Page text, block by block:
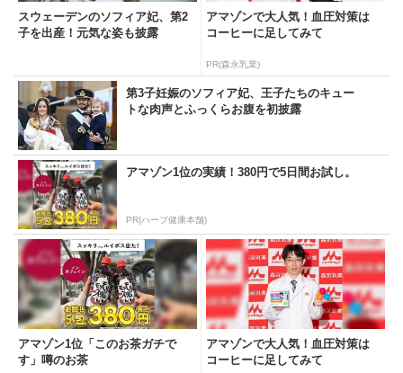
スウェーデンのソフィア妃、第2
子を出産！元気な姿も披露
アマゾンで大人気！血圧対策は
コーヒーに足してみて
PR(森永乳業)
第3子妊娠のソフィア妃、王子たちのキュー
トな肉声とふっくらお腹を初披露
アマゾン1位の実績！380円で5日間お試し。
PR(ハーブ健康本舗)
アマゾン1位「このお茶ガチで
す」噂のお茶
アマゾンで大人気！血圧対策は
コーヒーに足してみて